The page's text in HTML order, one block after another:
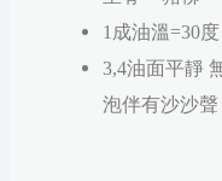
1成油溫=30度
3,4油面平靜
泡伴有沙沙聲